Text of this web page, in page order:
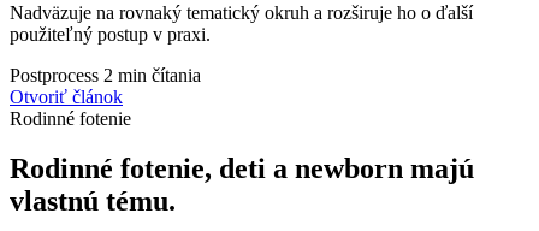
Nadväzuje na rovnaký tematický okruh a rozširuje ho o ďalší
použiteľný postup v praxi.
Postprocess 2 min čítania
Otvoriť článok
Rodinné fotenie
Rodinné fotenie, deti a newborn majú
vlastnú tému.